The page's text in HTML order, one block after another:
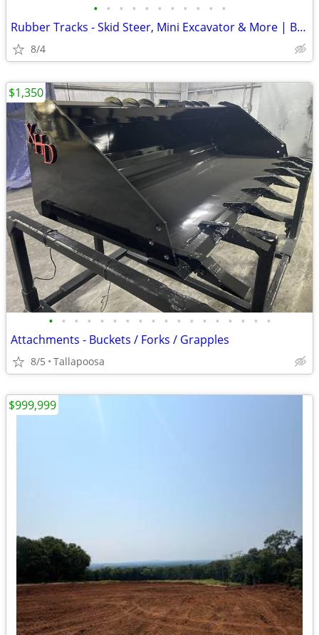
• • • • • • • • • • •
Rubber Tracks - Skid Steer, Mini Excavator & More | Best Prices
8/4
• • • • • • • • • • • • • • • • • •
Attachments - Buckets / Forks / Grapples
8/5 Tallapoosa
$1,350
$999,999